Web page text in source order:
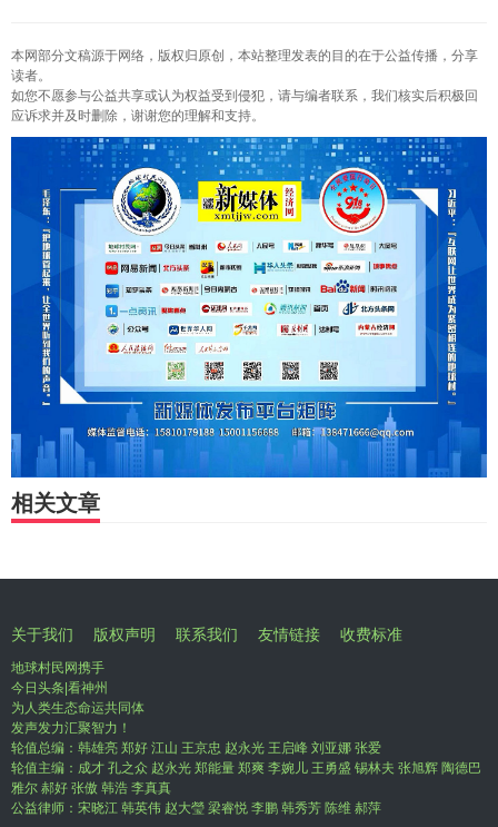
本网部分文稿源于网络，版权归原创，本站整理发表的目的在于公益传播，分享
读者。
如您不愿参与公益共享或认为权益受到侵犯，请与编者联系，我们核实后积极回
应诉求并及时删除，谢谢您的理解和支持。
相关文章
关于我们 版权声明 联系我们 友情链接 收费标准
地球村民网携手
今日头条|看神州
为人类生态命运共同体
发声发力汇聚智力！
轮值总编：韩雄亮 郑好 江山 王京忠 赵永光 王启峰 刘亚娜 张爱
轮值主编：成才 孔之众 赵永光 郑能量 郑爽 李婉儿 王勇盛 锡林夫 张旭辉 陶德巴
雅尔 郝好 张傲 韩浩 李真真
公益律师：宋晓江 韩英伟 赵大瑩 梁睿悦 李鹏 韩秀芳 陈维 郝萍